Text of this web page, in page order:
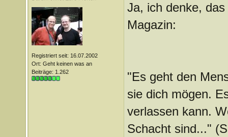
Registriert seit: 16.07.2002
Ort: Geht keinen was an
Beiträge: 1.262
Ja, ich denke,
Magazin:
"Es geht den
sie dich mögen.
verlassen kann.
Schacht sind..."